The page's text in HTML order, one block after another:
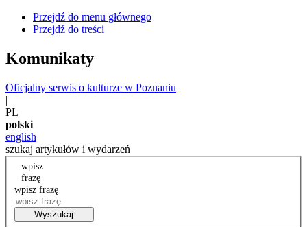
Przejdź do menu głównego
Przejdź do treści
Komunikaty
Oficjalny serwis o kulturze w Poznaniu
|
PL
polski
english
szukaj artykułów i wydarzeń
wpisz
frazę
wpisz frazę
Wyszukaj